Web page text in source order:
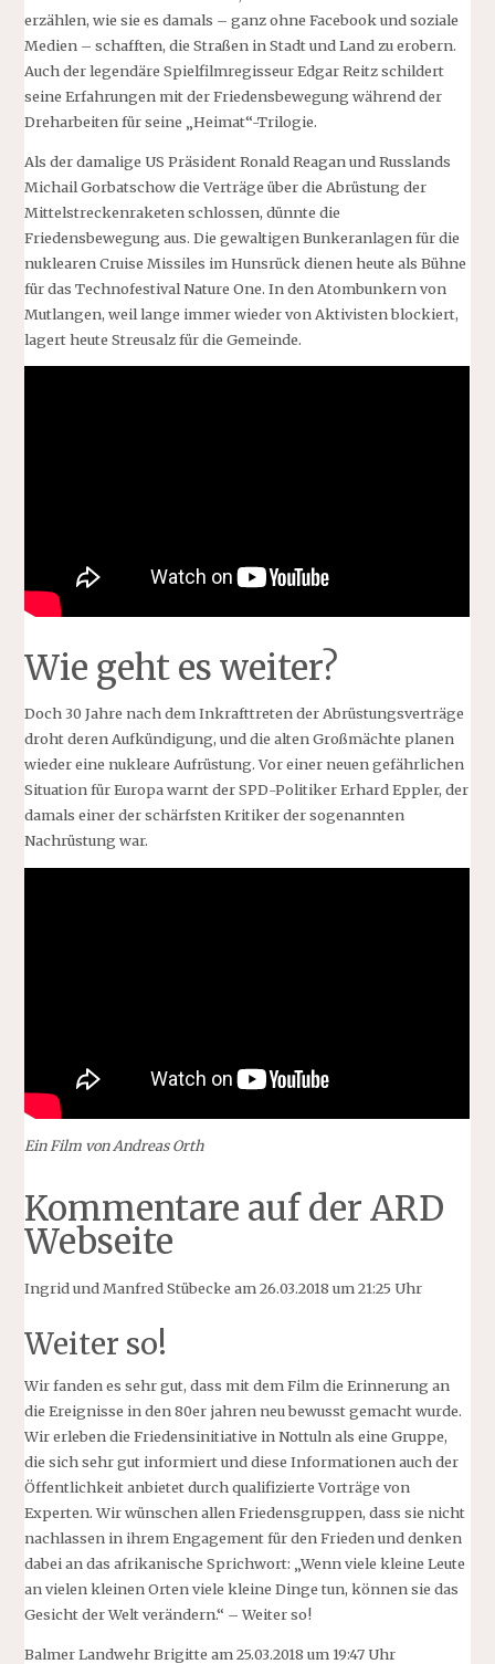
erzählen, wie sie es damals – ganz ohne Facebook und soziale
Medien – schafften, die Straßen in Stadt und Land zu erobern.
Auch der legendäre Spielfilmregisseur Edgar Reitz schildert
seine Erfahrungen mit der Friedensbewegung während der
Dreharbeiten für seine „Heimat“-Trilogie.
Als der damalige US Präsident Ronald Reagan und Russlands
Michail Gorbatschow die Verträge über die Abrüstung der
Mittelstreckenraketen schlossen, dünnte die
Friedensbewegung aus. Die gewaltigen Bunkeranlagen für die
nuklearen Cruise Missiles im Hunsrück dienen heute als Bühne
für das Technofestival Nature One. In den Atombunkern von
Mutlangen, weil lange immer wieder von Aktivisten blockiert,
lagert heute Streusalz für die Gemeinde.
Wie geht es weiter?
Doch 30 Jahre nach dem Inkrafttreten der Abrüstungsverträge
droht deren Aufkündigung, und die alten Großmächte planen
wieder eine nukleare Aufrüstung. Vor einer neuen gefährlichen
Situation für Europa warnt der SPD-Politiker Erhard Eppler, der
damals einer der schärfsten Kritiker der sogenannten
Nachrüstung war.
Ein Film von Andreas Orth
Kommentare auf der ARD
Webseite
Ingrid und Manfred Stübecke am 26.03.2018 um 21:25 Uhr
Weiter so!
Wir fanden es sehr gut, dass mit dem Film die Erinnerung an
die Ereignisse in den 80er jahren neu bewusst gemacht wurde.
Wir erleben die Friedensinitiative in Nottuln als eine Gruppe,
die sich sehr gut informiert und diese Informationen auch der
Öffentlichkeit anbietet durch qualifizierte Vorträge von
Experten. Wir wünschen allen Friedensgruppen, dass sie nicht
nachlassen in ihrem Engagement für den Frieden und denken
dabei an das afrikanische Sprichwort: „Wenn viele kleine Leute
an vielen kleinen Orten viele kleine Dinge tun, können sie das
Gesicht der Welt verändern.“ – Weiter so!
Balmer Landwehr Brigitte am 25.03.2018 um 19:47 Uhr